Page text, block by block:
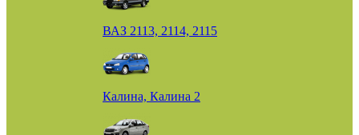
ВАЗ 2113, 2114, 2115
Калина, Калина 2